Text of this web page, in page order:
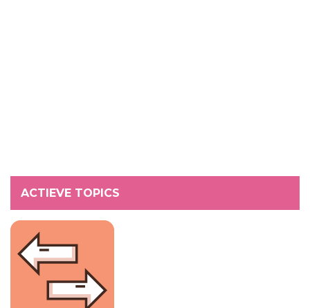
ACTIEVE TOPICS